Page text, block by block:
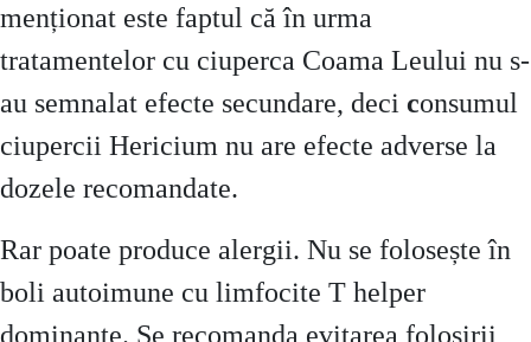
menționat este faptul că în urma
tratamentelor cu ciuperca Coama Leului nu s-
au semnalat efecte secundare, deci consumul
ciupercii Hericium nu are efecte adverse la
dozele recomandate.
Rar poate produce alergii. Nu se folosește în
boli autoimune cu limfocite T helper
dominante. Se recomanda evitarea folosirii